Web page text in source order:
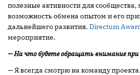
полезные активности для сообщества,
возможность обмена опытом и его
дальнейшего развития. Directum
мероприятие.
— На что будете обращать внимание при
— Я всегда смотрю на команду